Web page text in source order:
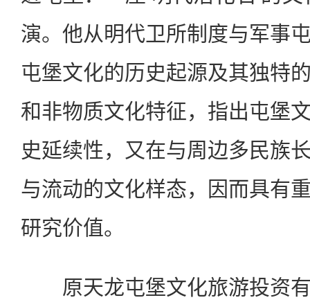
演。他从明代卫所制度与军事
屯堡文化的历史起源及其独特
和非物质文化特征，指出屯堡
史延续性，又在与周边多民族
与流动的文化样态，因而具有
研究价值。
原天龙屯堡文化旅游投资有